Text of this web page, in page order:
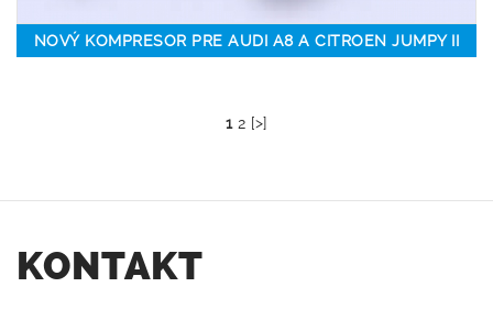
NOVÝ KOMPRESOR PRE AUDI A8 A CITROEN JUMPY II
1 2 [>]
KONTAKT